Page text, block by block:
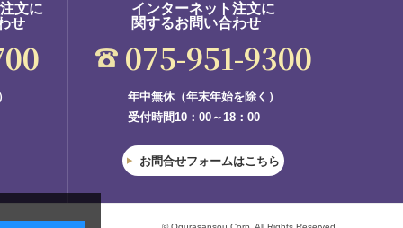
文に
せ
インターネット注文に
関するお問い合わせ
075-951-9300
年中無休（年末年始を除く）
受付時間10：00～18：00
お問合せフォームはこちら